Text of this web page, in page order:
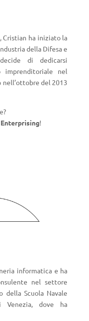
Cristian ha iniziato la
della Difesa e
di dedicarsi
imprenditoriale nel
nell’ottobre del 2013
Enterprising!
informatica e ha
nel settore
della Scuola Navale
Venezia, dove ha